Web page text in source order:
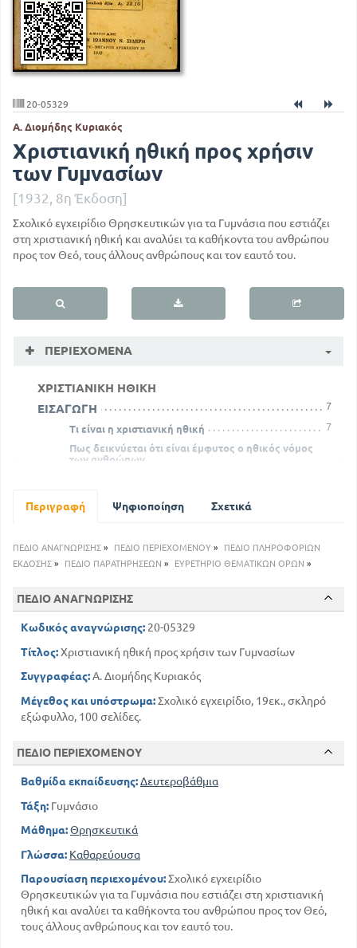
20-05329
Α. Διομήδης Κυριακός
Χριστιανική ηθική προς χρήσιν
των Γυμνασίων
[1932, 8η Έκδοση]
Σχολικό εγχειρίδιο Θρησκευτικών για τα Γυμνάσια που εστιάζει
στη χριστιανική ηθική και αναλύει τα καθήκοντα του ανθρώπου
προς τον Θεό, τους άλλους ανθρώπους και τον εαυτό του.
ΠΕΡΙΕΧΌΜΕΝΑ
ΧΡΙΣΤΙΑΝΙΚΗ ΗΘΙΚΗ
ΕΙΣΑΓΩΓΗ
7
Τι είναι η χριστιανική ηθική
7
Πως δεικνύεται ότι είναι έμφυτος ο ηθικός νόμος
των ανθρώπων
Παραδείγματα χριστιανικής προς το πλησίον αγάπης
Τι είναι καθήκον της προς τον πλησίον ειλικρινείας
και φιλαληθειας
πλησίον ;
Παραδείγματα
Περιγραφή Ψηφιοποίηση Σχετικά
ΠΕΔΙΟ ΑΝΑΓΝΩΡΙΣΗΣ » ΠΕΔΙΟ ΠΕΡΙΕΧΟΜΕΝΟΥ »
ΠΕΔΙΟ ΠΛΗΡΟΦΟΡΙΩΝ
ΕΚΔΟΣΗΣ » ΠΕΔΙΟ ΠΑΡΑΤΗΡΗΣΕΩΝ » ΕΥΡΕΤΗΡΙΟ ΘΕΜΑΤΙΚΩΝ ΟΡΩΝ »
ΠΕΔΙΟ ΑΝΑΓΝΩΡΙΣΗΣ
Κωδικός αναγνώρισης: 20-05329
Τίτλος:Χριστιανική ηθική προς χρήσιν των Γυμνασίων
Συγγραφέας:Α. Διομήδης Κυριακός
Μέγεθος και υπόστρωμα:Σχολικό εγχειρίδιο, 19εκ., σκληρό
εξώφυλλο, 100 σελίδες.
ΠΕΔΙΟ ΠΕΡΙΕΧΟΜΕΝΟΥ
Βαθμίδα εκπαίδευσης:Δευτεροβάθμια
Τάξη: Γυμνάσιο
Μάθημα:Θρησκευτικά
Γλώσσα: Καθαρεύουσα
Παρουσίαση περιεχομένου:Σχολικό εγχειρίδιο
Θρησκευτικών για τα Γυμνάσια που εστιάζει στη χριστιανική
ηθική και αναλύει τα καθήκοντα του ανθρώπου προς τον Θεό,
τους άλλους ανθρώπους και τον εαυτό του.